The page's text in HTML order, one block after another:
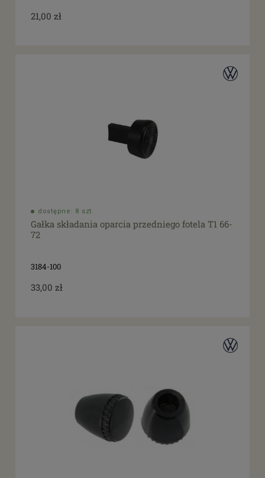
21,00 zł
dostępne: 8 szt.
Gałka składania oparcia przedniego fotela T1 66-
72
3184-100
33,00 zł